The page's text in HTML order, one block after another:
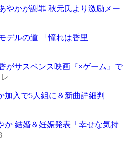
やかが謝罪 秋元氏より激励メー
デルの道 「憧れは香里
がサスペンス映画『×ゲーム』で
加入で5人組に＆新曲詳細判
か 結婚＆妊娠発表「幸せな気持